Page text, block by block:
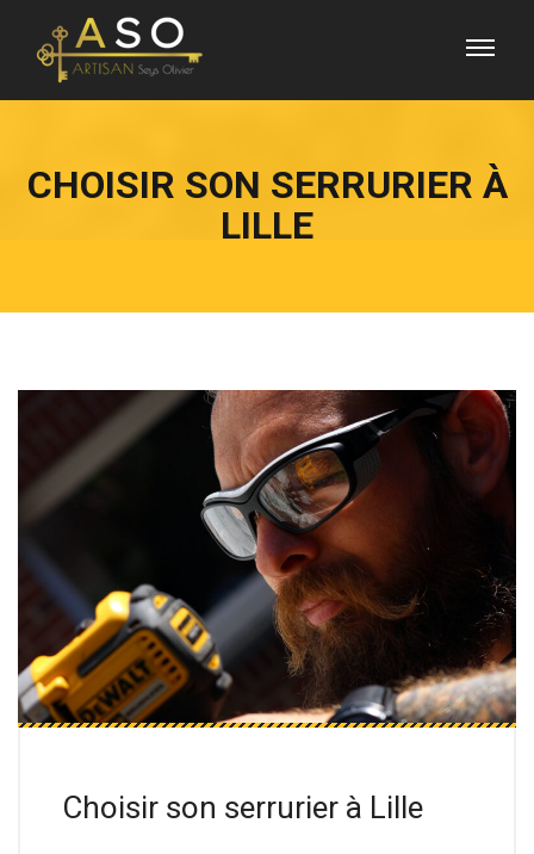
CHOISIR SON SERRURIER À
LILLE
Choisir son serrurier à Lille